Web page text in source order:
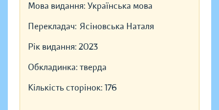
Мова видання: Українська мова
Перекладач: Ясіновська Наталя
Рік видання: 2023
Обкладинка: тверда
Кількість сторінок: 176